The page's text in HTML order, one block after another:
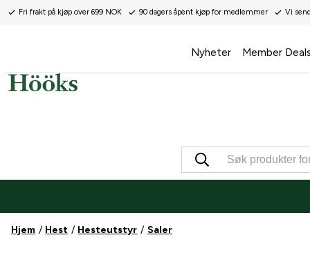
Fri frakt på kjøp over 699 NOK 90 dagers åpent kjøp for medlemmer Vi
Nyheter Member
Hjem Hest Hesteutstyr Saler